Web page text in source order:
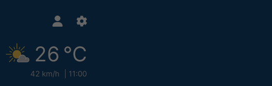
26 °C
42 km/h 11:00